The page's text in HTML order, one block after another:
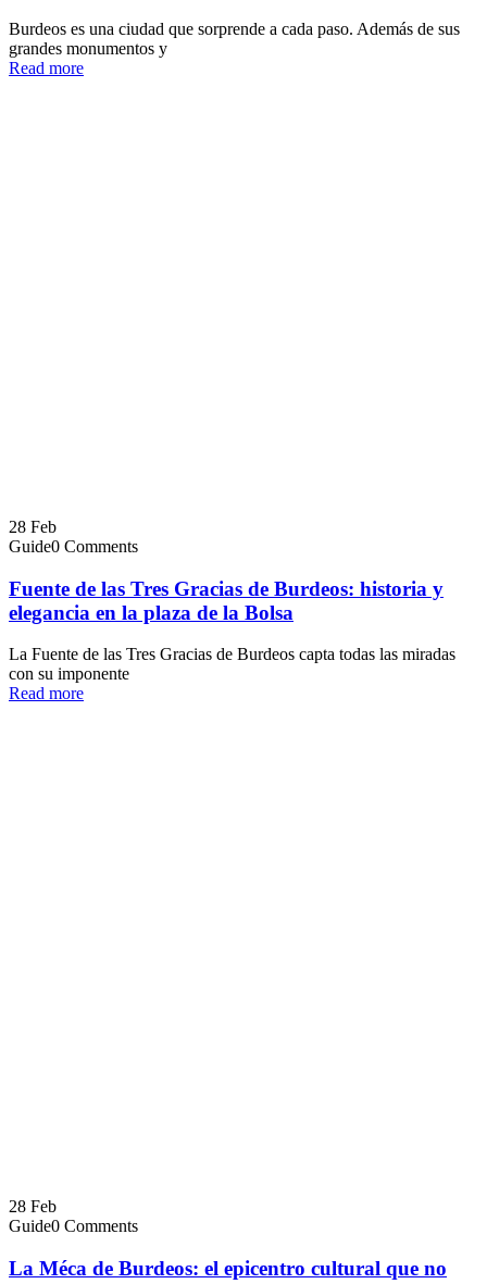
Burdeos es una ciudad que sorprende a cada paso. Además de sus
grandes monumentos y
Read more
28 Feb
Guide0 Comments
Fuente de las Tres Gracias de Burdeos: historia y
elegancia en la plaza de la Bolsa
La Fuente de las Tres Gracias de Burdeos capta todas las miradas
con su imponente
Read more
28 Feb
Guide0 Comments
La Méca de Burdeos: el epicentro cultural que no